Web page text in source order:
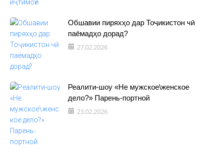
Обшавии пиряхҳо дар Тоҷикистон чӣ
паёмадҳо дорад?
27.02.2026
Реалити-шоу «Не мужское\женское
дело?» Парень-портной
23.02.2026